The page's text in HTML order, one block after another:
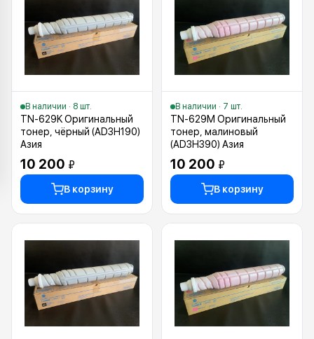
В наличии · 8 шт.
TN-629K Оригинальный
тонер, чёрный (AD3H190)
Азия
10 200 ₽
В корзину
В наличии · 7 шт.
TN-629M Оригинальный
тонер, малиновый
(AD3H390) Азия
10 200 ₽
В корзину